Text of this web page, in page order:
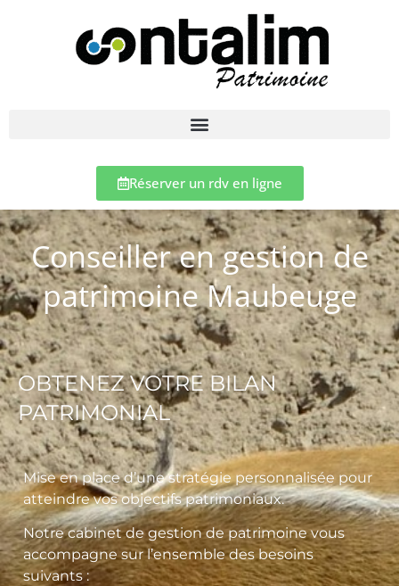
Réserver un rdv en ligne
Conseiller en gestion de
patrimoine Maubeuge
OBTENEZ VOTRE BILAN
PATRIMONIAL
Mise en place d’une stratégie personnalisée pour
atteindre vos objectifs patrimoniaux.
Notre cabinet de gestion de patrimoine vous
accompagne sur l’ensemble des besoins
suivants :